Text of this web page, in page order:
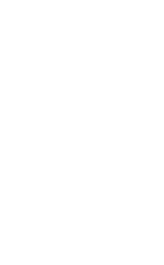
il proprio
sui
sulla
tuo dispositivo,